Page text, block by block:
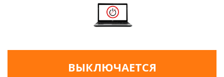
ВЫКЛЮЧАЕТСЯ